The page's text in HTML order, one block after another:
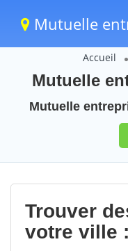
Mutuelle
Accueil
Mutuelle
Mutuelle
Trouver
votre ville